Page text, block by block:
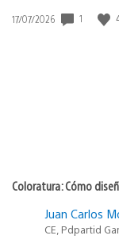
Fecha
17/07/2026 1
Coloratura: Cómo
Juan Carlos
CE, Pdpartid